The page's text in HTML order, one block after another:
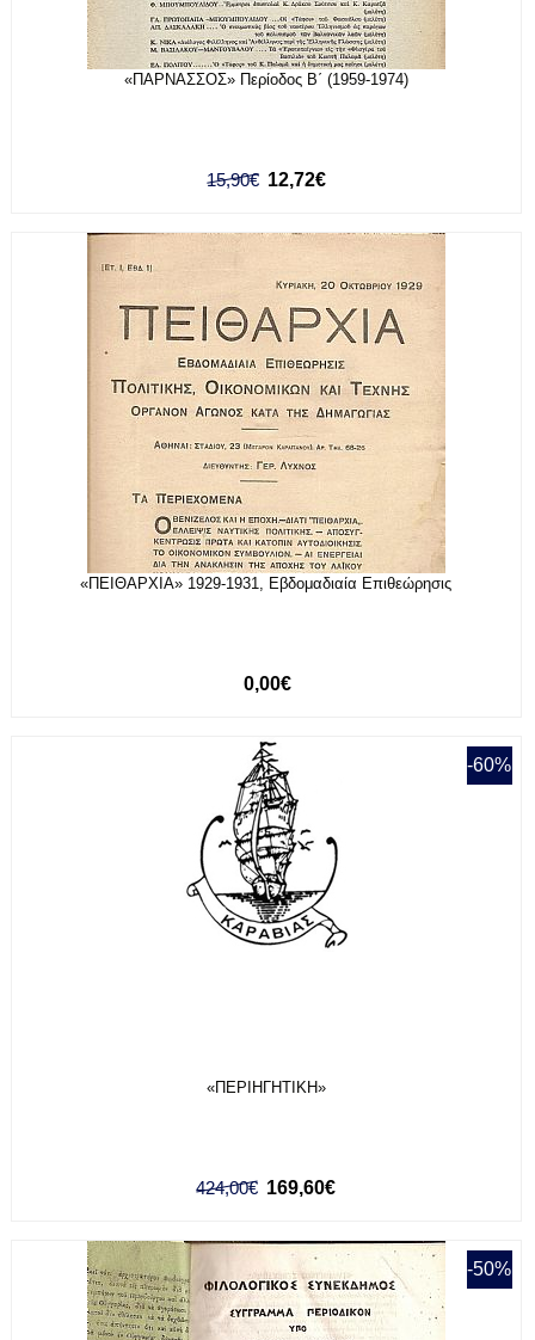
«ΠΑΡΝΑΣΣΟΣ» Περίοδος Β΄ (1959-1974)
15,90€ 12,72€
«ΠΕΙΘΑΡΧΙΑ» 1929-1931, Εβδομαδιαία Επιθεώρησις
0,00€
-60%
«ΠΕΡΙΗΓΗΤΙΚΗ»
424,00€ 169,60€
-50%